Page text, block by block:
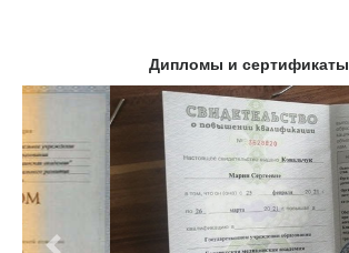
Дипломы и сертификаты